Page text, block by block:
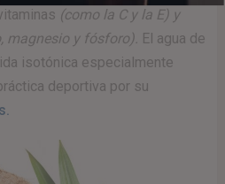
(como la C y la E) y
magnesio y fósforo). El agua de
isotónica especialmente
deportiva por su